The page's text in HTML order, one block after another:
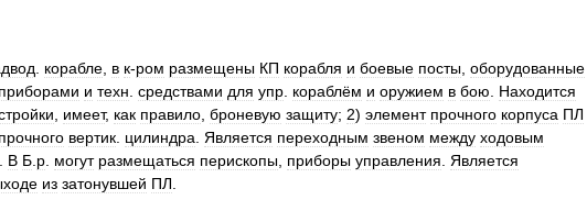
корабле в к-ром размещены КП корабля и боевые посты оборудованные
приборами и техн средствами для упр кораблём и оружием в бою
Находится
имеет, как правило броневую защиту; 2) элемент прочного корпуса ПЛ
прочного вертик цилиндра Является переходным звеном между ходовым
В Б р могут размещаться перископы приборы управления
Является
из затонувшей ПЛ